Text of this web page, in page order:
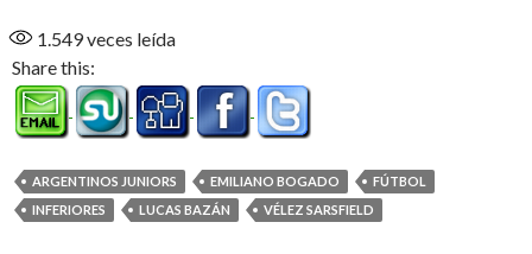
1.549veces leída
Share this:
ARGENTINOS JUNIORS EMILIANO BOGADO
FÚTBOL
INFERIORES
LUCAS BAZÁN VÉLEZ SARSFIELD